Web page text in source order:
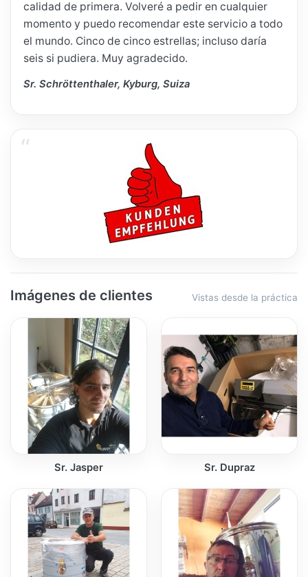
calidad de primera. Volveré a pedir en cualquier
momento y puedo recomendar este servicio a todo
el mundo. Cinco de cinco estrellas; incluso daría
seis si pudiera. Muy agradecido.
Sr. Schröttenthaler, Kyburg, Suiza
Imágenes de clientes Vistas desde la práctica
Sr. Jasper Sr. Dupraz